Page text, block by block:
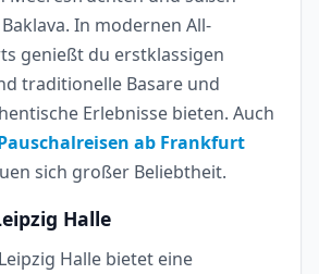
In modernen All-
genießt du erstklassigen
traditionelle Basare und
Erlebnisse bieten. Auch
ab Frankfurt
sich großer Beliebtheit.
Halle
Halle bietet eine